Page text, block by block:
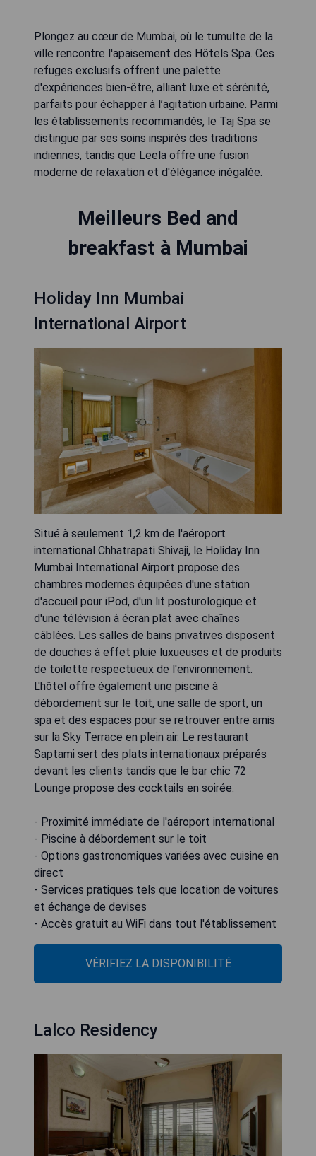
Plongez au cœur de Mumbai, où le tumulte de la
ville rencontre l'apaisement des Hôtels Spa. Ces
refuges exclusifs offrent une palette
d'expériences bien-être, alliant luxe et sérénité,
parfaits pour échapper à l’agitation urbaine. Parmi
les établissements recommandés, le Taj Spa se
distingue par ses soins inspirés des traditions
indiennes, tandis que Leela offre une fusion
moderne de relaxation et d'élégance inégalée.
Meilleurs Bed and
breakfast à Mumbai
Holiday Inn Mumbai
International Airport
Situé à seulement 1,2 km de l'aéroport
international Chhatrapati Shivaji, le Holiday Inn
Mumbai International Airport propose des
chambres modernes équipées d'une station
d'accueil pour iPod, d'un lit posturologique et
d'une télévision à écran plat avec chaînes
câblées. Les salles de bains privatives disposent
de douches à effet pluie luxueuses et de produits
de toilette respectueux de l'environnement.
L'hôtel offre également une piscine à
débordement sur le toit, une salle de sport, un
spa et des espaces pour se retrouver entre amis
sur la Sky Terrace en plein air. Le restaurant
Saptami sert des plats internationaux préparés
devant les clients tandis que le bar chic 72
Lounge propose des cocktails en soirée.
- Proximité immédiate de l'aéroport international
- Piscine à débordement sur le toit
- Options gastronomiques variées avec cuisine en
direct
- Services pratiques tels que location de voitures
et échange de devises
- Accès gratuit au WiFi dans tout l'établissement
VÉRIFIEZ LA DISPONIBILITÉ
Lalco Residency